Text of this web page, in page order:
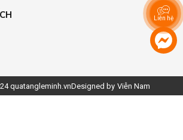
quatangleminh.vnDesigned by Viễn Nam
Liên hệ